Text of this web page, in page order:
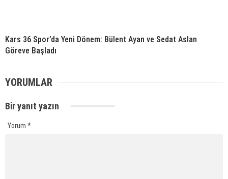
Kars 36 Spor’da Yeni Dönem: Bülent Ayan ve Sedat Aslan
Göreve Başladı
YORUMLAR
Bir yanıt yazın
Yorum *